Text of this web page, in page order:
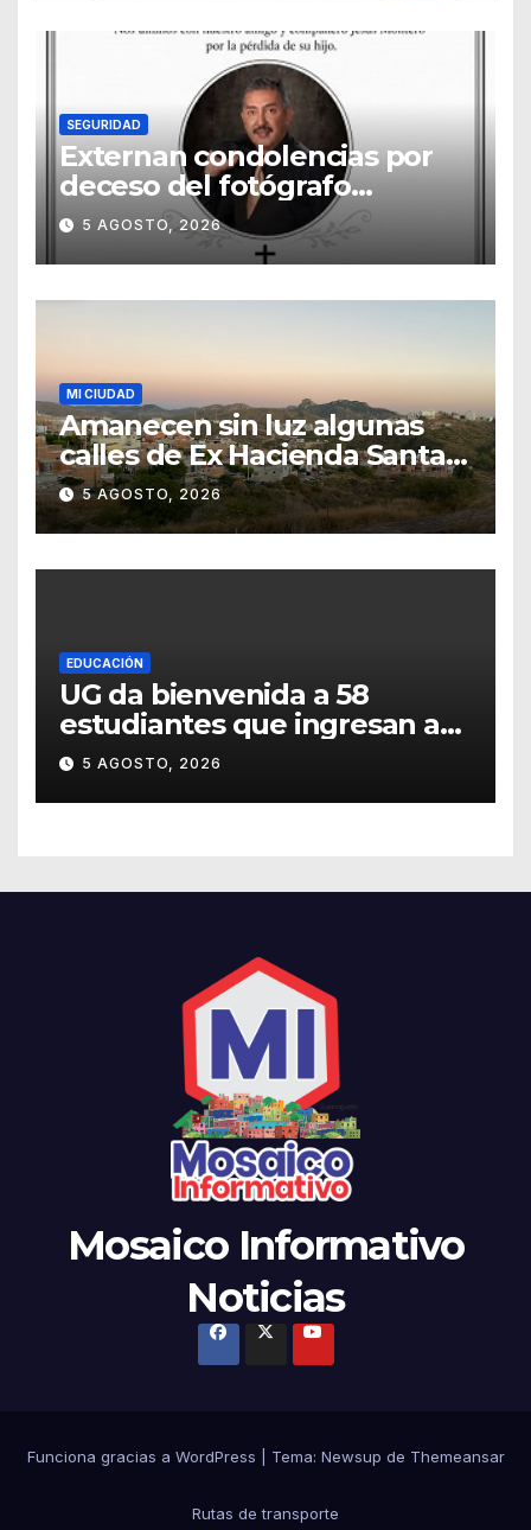
SEGURIDAD
Externan condolencias por
deceso del fotógrafo
Emmanuel Montero
5 AGOSTO, 2026
MI CIUDAD
Amanecen sin luz algunas
calles de Ex Hacienda Santa
Teresa
5 AGOSTO, 2026
EDUCACIÓN
UG da bienvenida a 58
estudiantes que ingresan a
través de los programas de
equidad
5 AGOSTO, 2026
Mosaico Informativo
Noticias
Funciona gracias a WordPress Tema: Newsup de Themeansar
Rutas de transporte